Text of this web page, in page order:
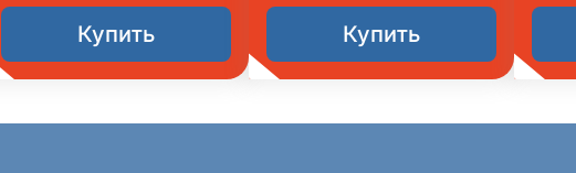
Купить Купить